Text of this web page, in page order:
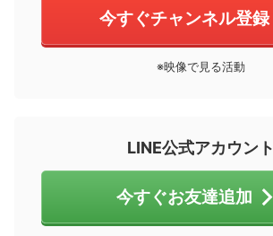
今すぐチャンネル登録
※映像で見る活動
LINE公式アカウント
今すぐお友達追加